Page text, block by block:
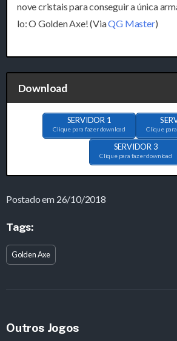
nove cristais para conseguir a única
lo: O Golden Axe! (ViaQG Master)
Download
SERVIDOR 1
Clique para fazer download Clique
SERVIDOR 3
Clique para fazer download
Postado em 26/10/2018
Tags:
Golden Axe
Outros Jogos